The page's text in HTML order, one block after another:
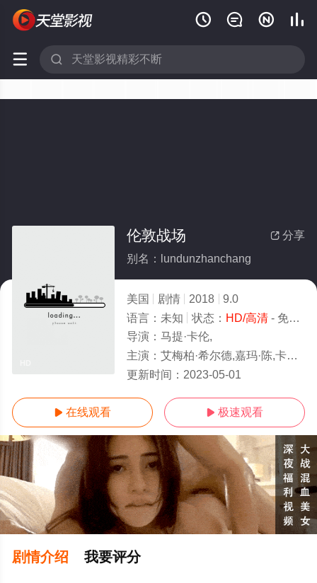
   
 
 分享
伦敦战场
别名：lundunzhanchang
美国 剧情 2018
9.0
语言： 未知 状态： HD/高清- 免费在线观看
导演： 马提·卡伦,
主演： 艾梅柏·希尔德,嘉玛·陈,卡拉·迪瓦伊,杰米·亚历山大,
更新时间： 2023-05-01
 在线观看  极速观看
剧情介绍 我要评分